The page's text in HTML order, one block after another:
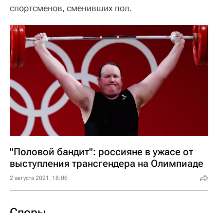
спортсменов, сменивших пол.
"Половой бандит": россияне в ужасе от
выступления трансгендера на Олимпиаде
2 августа 2021, 18:06